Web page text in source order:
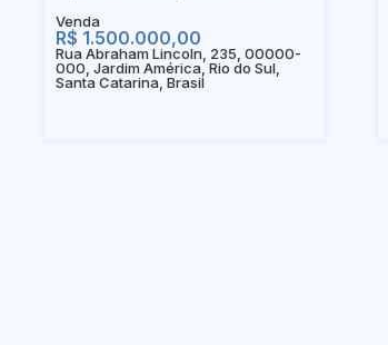
R$ 1.500.000,00
Rua Abraham Lincoln, 235, 00000-
000, Jardim América, Rio do Sul,
Santa Catarina, Brasil